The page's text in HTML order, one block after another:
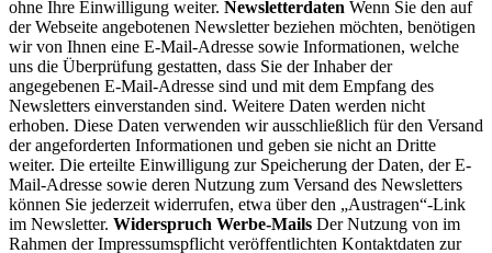
ohne Ihre Einwilligung weiter. Newsletterdaten Wenn Sie den auf
der Webseite angebotenen Newsletter beziehen möchten, benötigen
wir von Ihnen eine E-Mail-Adresse sowie Informationen, welche
uns die Überprüfung gestatten, dass Sie der Inhaber der
angegebenen E-Mail-Adresse sind und mit dem Empfang des
Newsletters einverstanden sind. Weitere Daten werden nicht
erhoben. Diese Daten verwenden wir ausschließlich für den Versand
der angeforderten Informationen und geben sie nicht an Dritte
weiter. Die erteilte Einwilligung zur Speicherung der Daten, der E-
Mail-Adresse sowie deren Nutzung zum Versand des Newsletters
können Sie jederzeit widerrufen, etwa über den „Austragen“-Link
im Newsletter. Widerspruch Werbe-Mails Der Nutzung von im
Rahmen der Impressumspflicht veröffentlichten Kontaktdaten zur